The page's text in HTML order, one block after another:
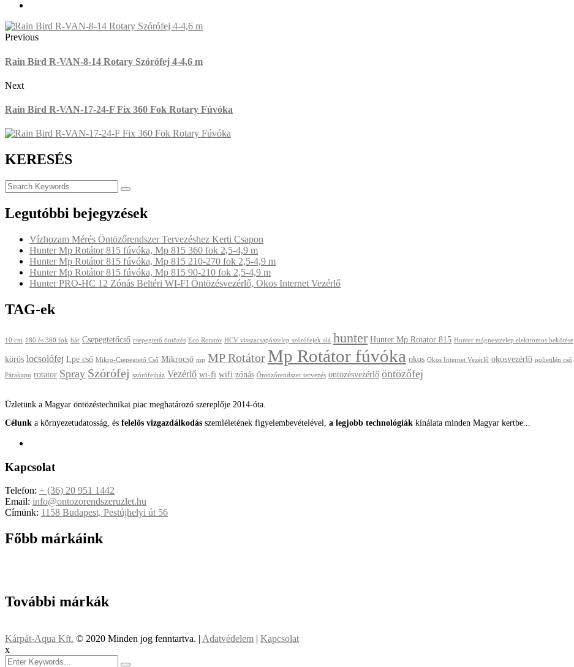
Previous
Rain Bird R-VAN-8-14 Rotary Szórófej 4-4,6 m
Next
Rain Bird R-VAN-17-24-F Fix 360 Fok Rotary Fúvóka
KERESÉS
Legutóbbi bejegyzések
Vízhozam Mérés Öntözőrendszer Tervezéshez Kerti Csapon
Hunter Mp Rotátor 815 fúvóka, Mp 815 360 fok 2,5-4,9 m
Hunter Mp Rotátor 815 fúvóka, Mp 815 210-270 fok 2,5-4,9 m
Hunter Mp Rotátor 815 fúvóka, Mp 815 90-210 fok 2,5-4,9 m
Hunter PRO-HC 12 Zónás Beltéri WI-FI Öntözésvezérlő, Okos Internet Vezérlő
TAG-ek
10 cm 180 és 360 fok bár Csepegtetőcső csepegtető öntözés Eco Rotator HCV visszacsapószelep szórófejek alá hunter Hunter Mp Rotator 815 Hunter mágnesszelep elektromos bekötése
körös locsolófej Lpe cső Mikro-Csepegtető Cső Mikrocső mp MP Rotátor Mp Rotátor fúvóka okos Okos Internet Vezérlő okosvezérlő polietilén cső
Párakapu rotator Spray Szórófej szórófejház Vezérlő wi-fi wifi zónás Öntözőrendszer tervezés öntözésvezérlő öntözőfej
Üzletünk a Magyar öntözéstechnikai piac meghatározó szereplője 2014-óta.
Célunk a környezetudatosság, és felelős vizgazdálkodás szemléletének figyelembevételével, a legjobb technológiák kínálata minden Magyar kertbe...
Kapcsolat
Telefon: + (36) 20 951 1442
Email: info@ontozorendszeruzlet.hu
Címünk: 1158 Budapest, Pestújhelyi út 56
Főbb márkáink
További márkák
Kárpát-Aqua Kft. © 2020 Minden jog fenntartva. | Adatvédelem | Kapcsolat
x